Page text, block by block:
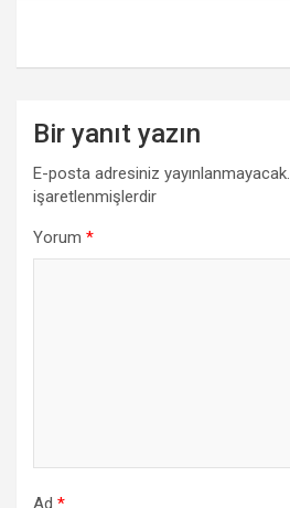
Bir yanıt yazın
E-posta adresiniz yayınlanmayacak.
işaretlenmişlerdir
Yorum *
Ad *